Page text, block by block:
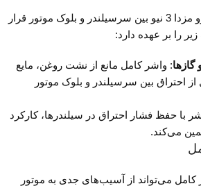
واشر کامل در موتور خودرو مزدا 3 نیو بین سرسیلندر و بلوک موتور قرار
را بر عهده دارد:
: واشر کامل مانع از نشت روغن، مایع
احتراق بین سرسیلندر و بلوک موتور
با حفظ فشار احتراق در سیلندرها، کارکرد
می‌کند.
می‌تواند از آسیب‌های جدی به موتور